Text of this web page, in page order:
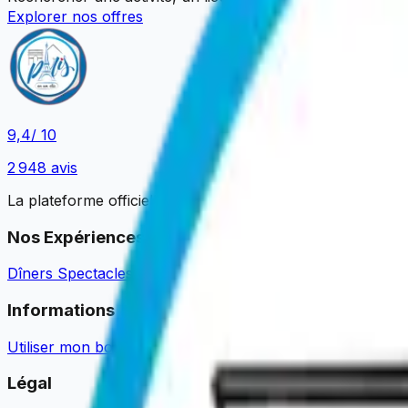
Explorer nos offres
9,4/ 10
2 948 avis
La plateforme officielle pour réserver vos expériences
Nos Expériences
Dîners Spectacles Croisières Promenades
Informations
Utiliser mon bon cadeau
Légal